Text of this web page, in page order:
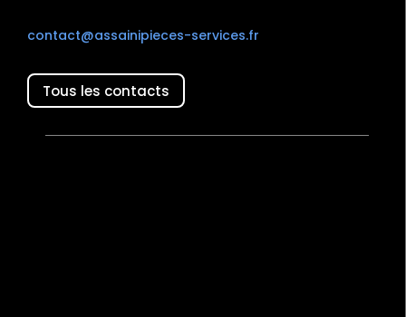
contact@assainipieces-services.fr
Tous les contacts